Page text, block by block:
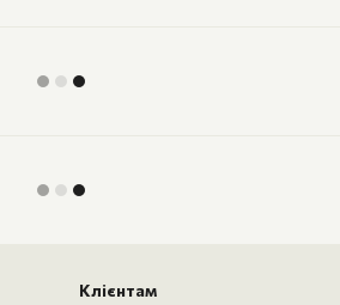
Клієнтам